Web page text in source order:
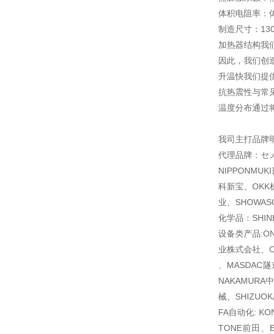
体积电阻率：
制造尺寸：
加热器结构我
因此，我们创
升温快我们提
抗热震性与常
温度分布通过
我司主打品牌
代理品牌：セ
科新宝、OKK
业、
化学品：
设备类产品
业株式会社、
、MASDAC
NAKAMURA
械、
FA自动化:
TONE前田、